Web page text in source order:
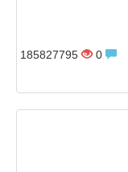
185827795